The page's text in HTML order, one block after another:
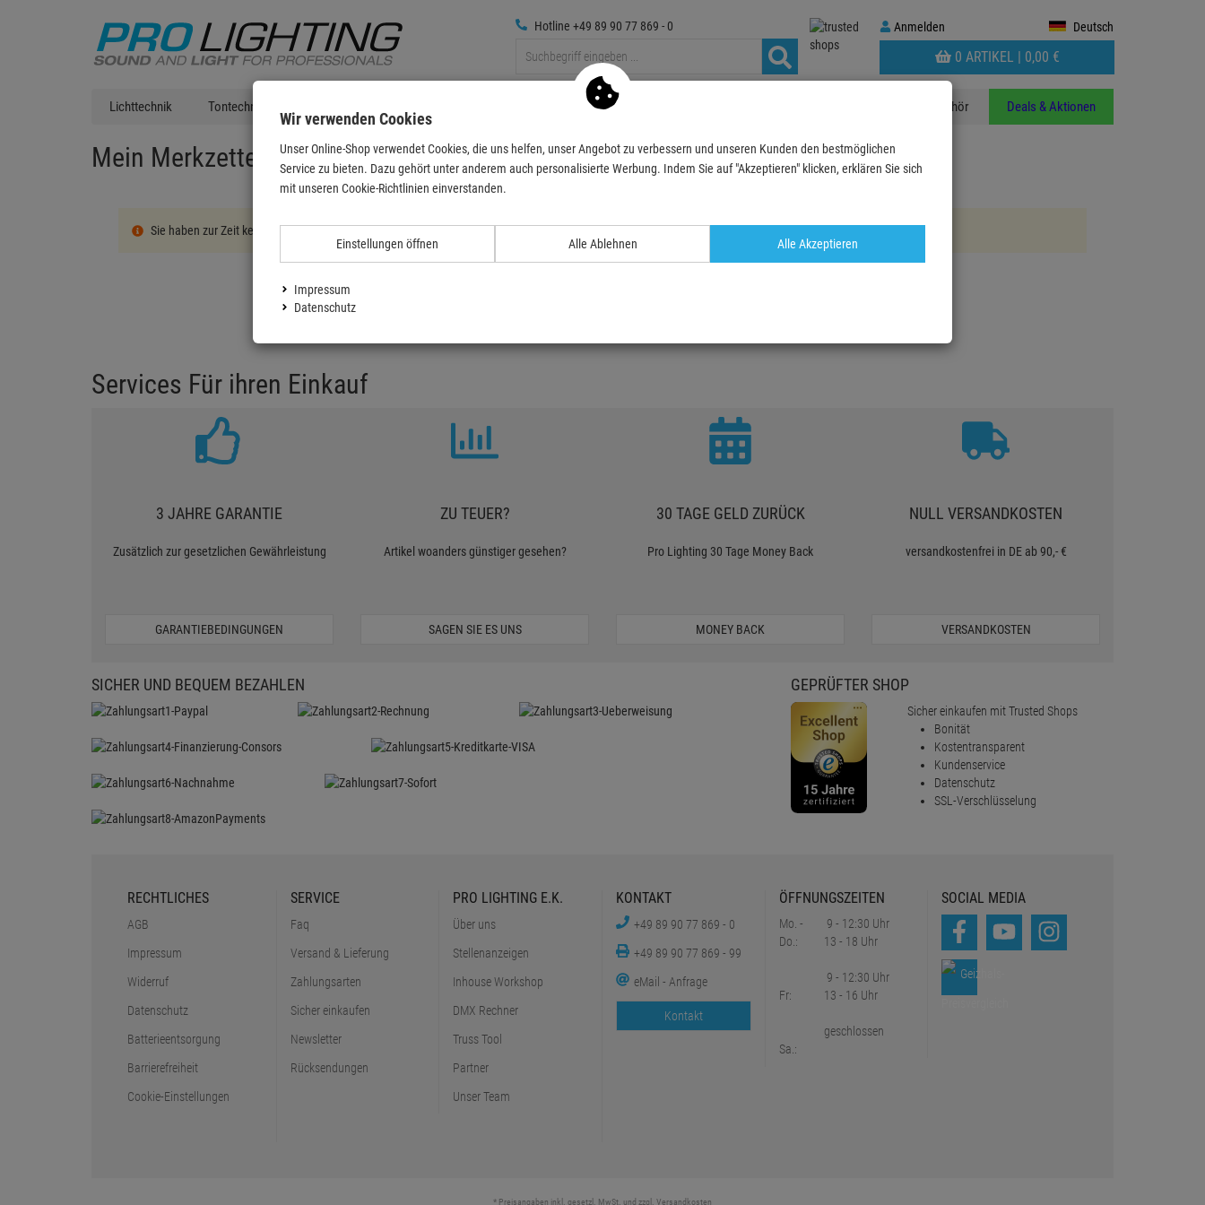
Anmelden
Anmelden Deutsch
WARENKORB
AUFKLAPPEN
0 ARTIKEL | 0,00 €
Hotline +49 89 90 77 869 - 0
Lichttechnik Tontechnik Medientechnik Zubehör Deals & Aktionen
Mein Merkzettel
Sie haben zur Zeit keine Artikel auf dem Merkzettel.
Services Für ihren Einkauf
3 JAHRE GARANTIE
Zusätzlich zur gesetzlichen Gewährleistung
GARANTIEBEDINGUNGEN
ZU TEUER?
Artikel woanders günstiger gesehen?
SAGEN SIE ES UNS
30 TAGE GELD ZURÜCK
Pro Lighting 30 Tage Money Back
MONEY BACK
NULL VERSANDKOSTEN
versandkostenfrei in DE ab 90,- €
VERSANDKOSTEN
SICHER UND BEQUEM BEZAHLEN GEPRÜFTER SHOP
Sicher einkaufen mit Trusted Shops
Bonität
Kostentransparent
Kundenservice
Datenschutz
SSL-Verschlüsselung
RECHTLICHES
AGB
Impressum
Widerruf
Datenschutz
Batterieentsorgung
Barrierefreiheit
Cookie-Einstellungen
SERVICE
Faq
Versand & Lieferung
Zahlungsarten
Sicher einkaufen
Newsletter
Rücksendungen
PRO LIGHTING E.K.
Über uns
Stellenanzeigen
Inhouse Workshop
DMX Rechner
Truss Tool
Partner
Unser Team
KONTAKT
+49 89 90 77 869 - 0
+49 89 90 77 869 - 99
eMail - Anfrage
Kontakt
ÖFFNUNGSZEITEN
Mo. -
Do.:
Fr:
Sa.:
9 - 12:30 Uhr
13 - 18 Uhr
9 - 12:30 Uhr
13 - 16 Uhr
geschlossen
SOCIAL MEDIA
* Preisangaben inkl. gesetzl. MwSt. und zzgl. Versandkosten
Wir verwenden Cookies
Unser Online-Shop verwendet Cookies, die uns helfen, unser Angebot zu verbessern und unseren Kunden den bestmöglichen
Service zu bieten. Dazu gehört unter anderem auch personalisierte Werbung. Indem Sie auf "Akzeptieren" klicken, erklären Sie sich
mit unseren Cookie-Richtlinien einverstanden.
Einstellungen öffnen Alle Ablehnen Alle Akzeptieren
Impressum
Datenschutz